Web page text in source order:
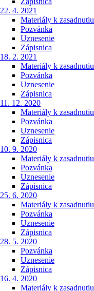
22. 4. 2021
Materiály k zasadnutiu
Pozvánka
Uznesenie
Zápisnica
18. 2. 2021
Materiály k zasadnutiu
Pozvánka
Uznesenie
Zápisnica
11. 12. 2020
Materiály k zasadnutiu
Pozvánka
Uznesenie
Zápisnica
10. 9. 2020
Materiály k zasadnutiu
Pozvánka
Uznesenie
Zápisnica
25. 6. 2020
Materiály k zasadnutiu
Pozvánka
Uznesenie
Zápisnica
28. 5. 2020
Pozvánka
Uznesenie
Zápisnica
16. 4. 2020
Materiály k zasadnutiu